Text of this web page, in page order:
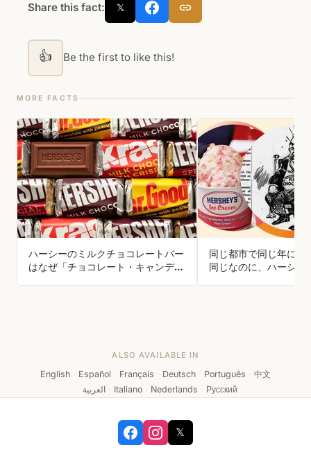
Share this fact: 𝕏
👍 Be the first to like this!
MORE FACTS
ハーシーのミルクチョコレートバー
はなぜ「チョコレート・キャンディ
同じ都市で同じ年に創
同じなのに、ハーシー
ALSO AVAILABLE IN
English · Español · Français · Deutsch · Português · 中文
· العربية · Italiano · Nederlands · Русский
𝕏